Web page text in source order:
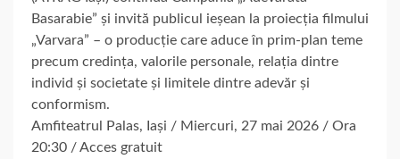
Basarabie” și invită publicul ieșean la proiecția filmului
„Varvara” – o producție care aduce în prim-plan teme
precum credința, valorile personale, relația dintre
individ și societate și limitele dintre adevăr și
conformism.
Amfiteatrul Palas, Iași / Miercuri, 27 mai 2026 / Ora
20:30 / Acces gratuit